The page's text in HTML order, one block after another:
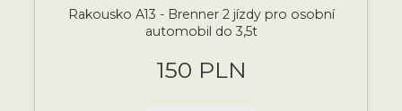
Rakousko A13 - Brenner 2 jízdy pro osobní
automobil do 3,5t
150 PLN